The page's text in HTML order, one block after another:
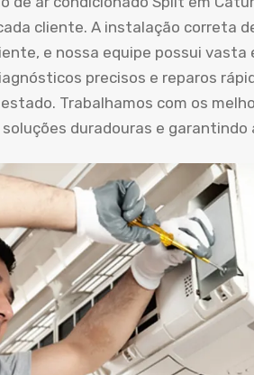
cliente. A instalação correta
e nossa equipe possui vasta
precisos e reparos
Trabalhamos com os
duradouras e